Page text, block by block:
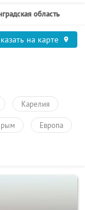
область
на карте
Карелия
Европа